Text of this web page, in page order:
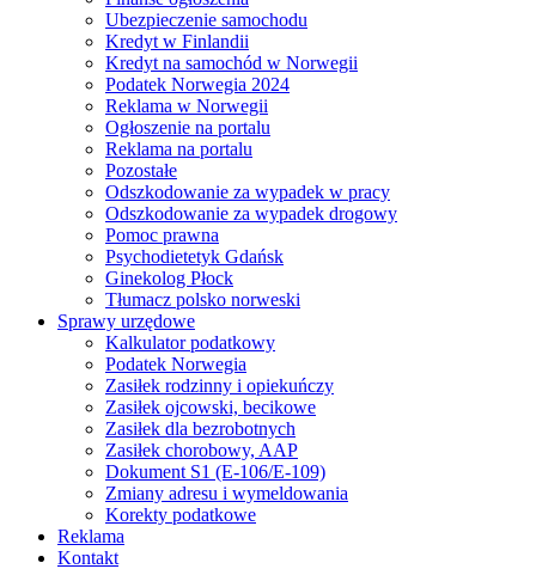
Ubezpieczenie samochodu
Kredyt w Finlandii
Kredyt na samochód w Norwegii
Podatek Norwegia 2024
Reklama w Norwegii
Ogłoszenie na portalu
Reklama na portalu
Pozostałe
Odszkodowanie za wypadek w pracy
Odszkodowanie za wypadek drogowy
Pomoc prawna
Psychodietetyk Gdańsk
Ginekolog Płock
Tłumacz polsko norweski
Sprawy urzędowe
Kalkulator podatkowy
Podatek Norwegia
Zasiłek rodzinny i opiekuńczy
Zasiłek ojcowski, becikowe
Zasiłek dla bezrobotnych
Zasiłek chorobowy, AAP
Dokument S1 (E-106/E-109)
Zmiany adresu i wymeldowania
Korekty podatkowe
Reklama
Kontakt